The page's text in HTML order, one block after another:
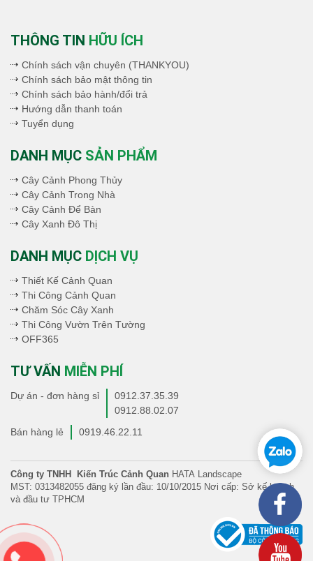
THÔNG TIN HỮU ÍCH
Chính sách vận chuyên (THANKYOU)
Chính sách bảo mật thông tin
Chính sách bảo hành/đổi trả
Hướng dẫn thanh toán
Tuyển dụng
DANH MỤC SẢN PHẨM
Cây Cảnh Phong Thủy
Cây Cảnh Trong Nhà
Cây Cảnh Để Bàn
Cây Xanh Đô Thị
DANH MỤC DỊCH VỤ
Thiết Kế Cảnh Quan
Thi Công Cảnh Quan
Chăm Sóc Cây Xanh
Thi Công Vườn Trên Tường
OFF365
TƯ VẤN MIỄN PHÍ
Dự án - đơn hàng sỉ
0912.37.35.39
0912.88.02.07
Bán hàng lẻ
0919.46.22.11
Công ty TNHH Kiến Trúc Cảnh Quan HATA Landscape
MST: 0313482055 đăng ký lần đầu: 10/10/2015 Nơi cấp: Sở kế hoạch
và đầu tư TPHCM